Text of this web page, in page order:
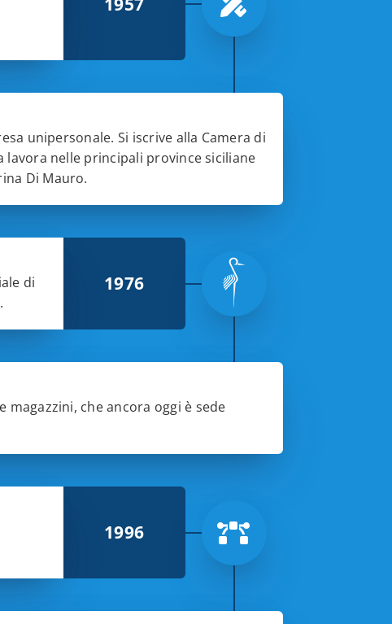
unipersonale. Si iscrive alla Camera di
lavora nelle principali province siciliane
Di Mauro.
1976
di
che ancora oggi è sede
1996